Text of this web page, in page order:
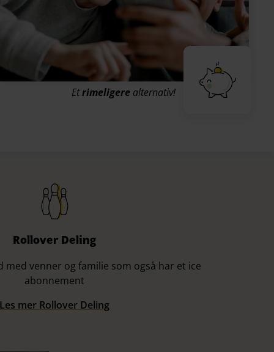
Etrimeligere alternativ!
Rollover Deling
med venner og familie som også har et ice
abonnement​
Les mer Rollover Deling